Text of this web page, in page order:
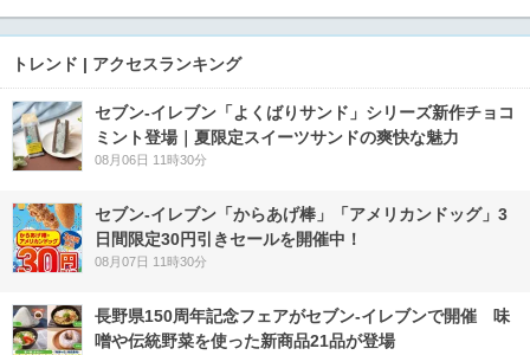
トレンド | アクセスランキング
セブン‐イレブン「よくばりサンド」シリーズ新作チョコ
ミント登場｜夏限定スイーツサンドの爽快な魅力
08月06日 11時30分
セブン‐イレブン「からあげ棒」「アメリカンドッグ」3
日間限定30円引きセールを開催中！
08月07日 11時30分
長野県150周年記念フェアがセブン-イレブンで開催 味
噌や伝統野菜を使った新商品21品が登場